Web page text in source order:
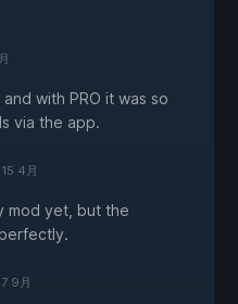
with PRO it was so
via the app.
15 4月
mod yet, but the
9月